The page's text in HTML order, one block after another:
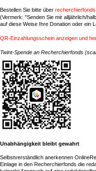
Bestellen Sie bitte über recherchierfonds
(Vermerk: "Senden Sie mir alljährlich/
auf diese Weise Ihre Donation oder ein
QR-Einzahlungsschein anzeigen und
Twint-Spende an Recherchierfonds
Unabhängigkeit bleibt gewahrt
Selbstverständlich anerkennen
Einlage in den Recherchierfonds die